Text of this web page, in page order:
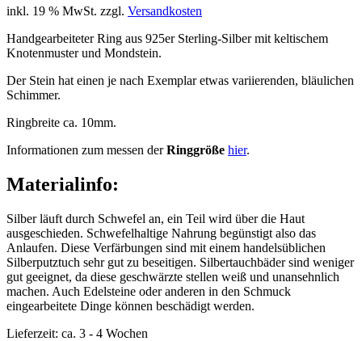
inkl. 19 % MwSt. zzgl. Versandkosten
Handgearbeiteter Ring aus 925er Sterling-Silber mit keltischem
Knotenmuster und Mondstein.
Der Stein hat einen je nach Exemplar etwas variierenden, bläulichen
Schimmer.
Ringbreite ca. 10mm.
Informationen zum messen derRinggröße hier.
Materialinfo:
Silber läuft durch Schwefel an, ein Teil wird über die Haut
ausgeschieden. Schwefelhaltige Nahrung begünstigt also das
Anlaufen. Diese Verfärbungen sind mit einem handelsüblichen
Silberputztuch sehr gut zu beseitigen. Silbertauchbäder sind weniger
gut geeignet, da diese geschwärzte stellen weiß und unansehnlich
machen. Auch Edelsteine oder anderen in den Schmuck
eingearbeitete Dinge können beschädigt werden.
Lieferzeit: ca. 3 - 4 Wochen